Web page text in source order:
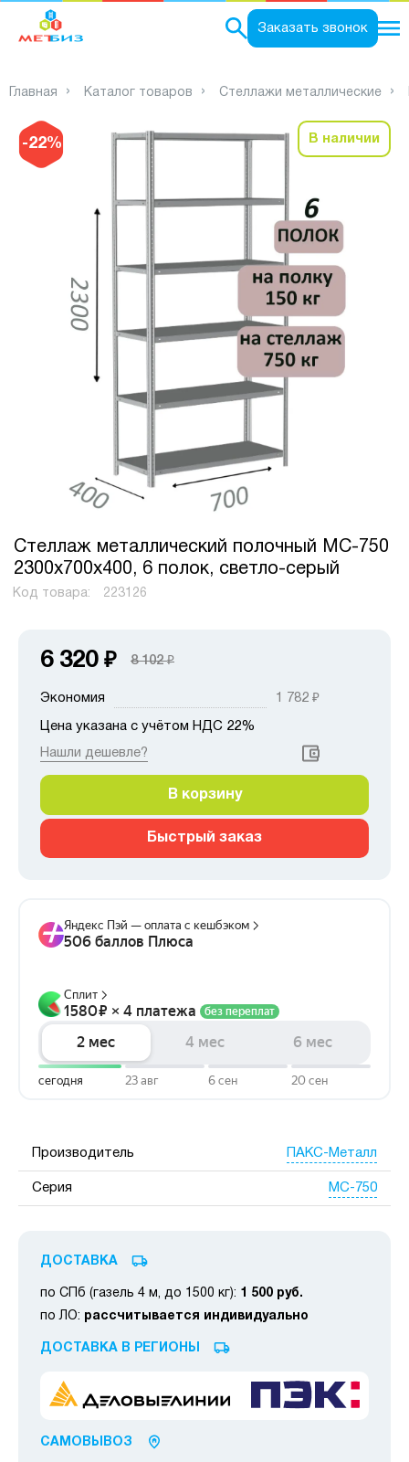
Заказать звонок
Главная Каталог товаров Стеллажи металлические
-22% В наличии
Стеллаж металлический полочный МС-750
2300х700х400, 6 полок, светло-серый
Код товара: 223126
6 320 ₽ 8 102₽
Экономия 1 782 ₽
Цена указана с учётом НДС 22%
Нашли дешевле?
В корзину
Быстрый заказ
Производитель ПАКС-Металл
Серия МС-750
ДОСТАВКА
по СПб (газель 4 м, до 1500 кг): 1 500 руб.
по ЛО: рассчитывается индивидуально
ДОСТАВКА В РЕГИОНЫ
САМОВЫВОЗ